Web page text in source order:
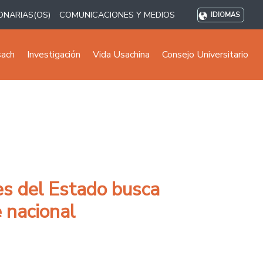
COMUNICACIONES Y MEDIOS IDIOMAS
Investigación Vida Usachina Consejo Universitario
del Estado busca